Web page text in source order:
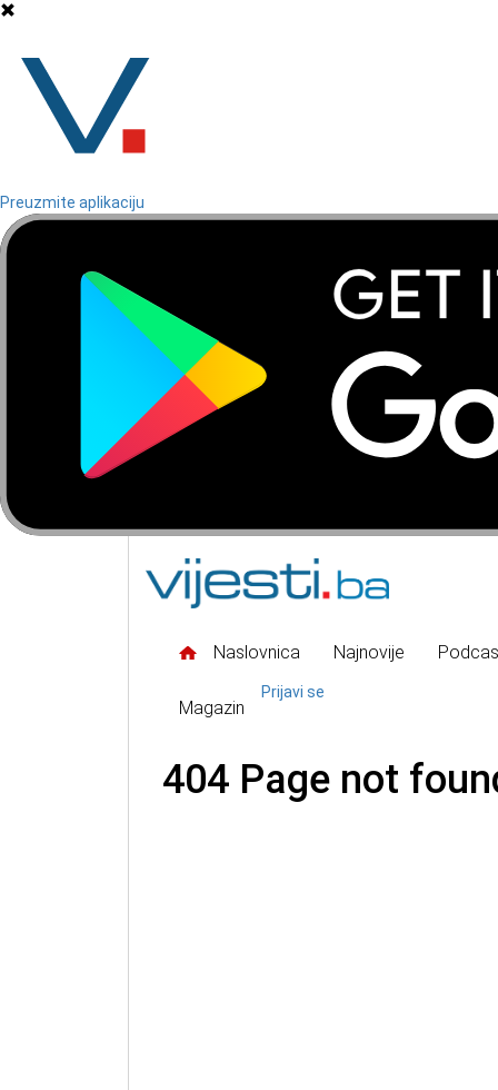
Preuzmite aplikaciju
Naslovnica Najnovije
Magazin
Prijavi se
404 Page not